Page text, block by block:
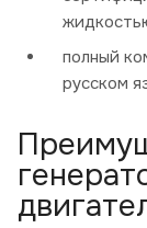
полный
русском